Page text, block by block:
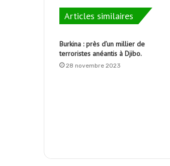
Articles similaires
Burkina : près d’un millier de
terroristes anéantis à Djibo.
28 novembre 2023